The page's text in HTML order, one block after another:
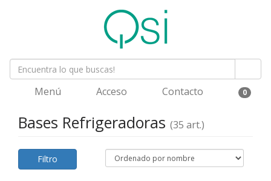
Menú Acceso Contacto 0
Bases Refrigeradoras (35 art.)
Filtro